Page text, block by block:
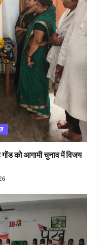
गोंड को आगामी चुनाव में विजय